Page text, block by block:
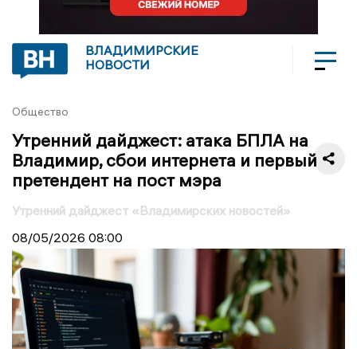
ВЛАДИМИРСКИЕ
НОВОСТИ
Общество
Утренний дайджест: атака БПЛА на
Владимир, сбои интернета и первый
претендент на пост мэра
Утренний дайджест «Владимирских новостей»
08/05/2026 08:00